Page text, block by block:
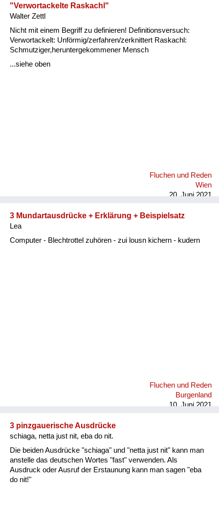
"Verwortackelte Raskachl"
Walter Zettl
Nicht mit einem Begriff zu definieren! Definitionsversuch:
Verwortackelt: Unförmig/zerfahren/zerknittert Raskachl:
Schmutziger,heruntergekommener Mensch
...siehe oben
Fluchen und Reden
Wien
20. Juni 2021
3 Mundartausdrücke + Erklärung + Beispielsatz
Lea
Computer - Blechtrottel zuhören - zui lousn kichern - kudern
Fluchen und Reden
Burgenland
10. Juni 2021
3 pinzgauerische Ausdrücke
schiaga, netta just nit, eba do nit.
Die beiden Ausdrücke "schiaga" und "netta just nit" kann man
anstelle das deutschen Wortes "fast" verwenden. Als
Ausdruck oder Ausruf der Erstaunung kann man sagen "eba
do nit!"